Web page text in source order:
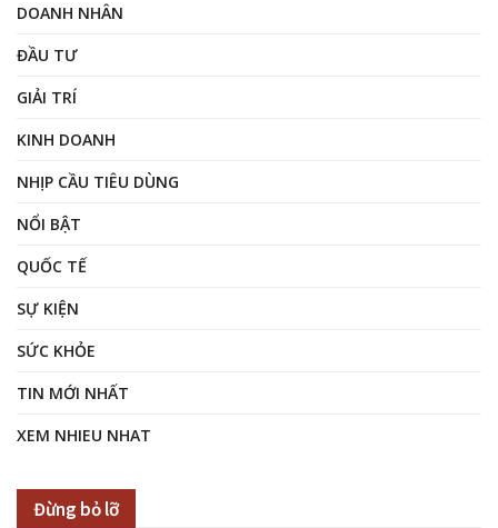
DOANH NHÂN
ĐẦU TƯ
GIẢI TRÍ
KINH DOANH
NHỊP CẦU TIÊU DÙNG
NỔI BẬT
QUỐC TẾ
SỰ KIỆN
SỨC KHỎE
TIN MỚI NHẤT
XEM NHIEU NHAT
Đừng bỏ lỡ